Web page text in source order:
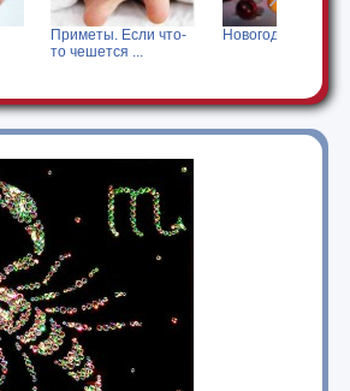
Приметы. Если что-
то чешется ...
Новогодние